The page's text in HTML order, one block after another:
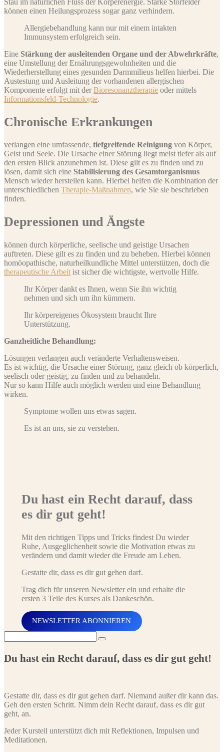
Stau im natürlichen Fluss der Körperenergie. Starke Störfelder
können einen Heilungsprozess sogar ganz verhindern.
Allergiebehandlung kann nur mit einem intakten
Immunsystem erfolgreich sein.
Eine Stärkung der ausleitenden Organe und der Abwehrkräfte,
eine Umstellung der Ernährungsgewohnheiten und die
Wiederherstellung eines gesunden Darmmilieus helfen hierbei. Die
Austestung und Ausleitung der vorhandenen allergischen
Komponente erfolgt mit derBioresonanztherapie oder mittels
Informationsfeld-Technologie.
Chronische Erkrankungen
verlangen eine umfassende, tiefgreifende Reinigung von Körper,
Geist und Seele. Die Ursache einer Störung liegt meist tiefer als auf
den ersten Blick anzunehmen ist. Diese gilt es zu finden und zu
lösen, damit sich eine Stabilisierung des Gesamtorganismus
Mensch wieder herstellen kann. Hierbei helfen die Kombination der
unterschiedlichen Therapie-Maßnahmen, wie Sie sie beschrieben
finden.
Depressionen und Ängste
können durch körperliche, seelische und geistige Ursachen
auftreten. Diese gilt es zu finden und zu beheben. Hierbei können
homöopathische, naturheilkundliche Mittel unterstützen, doch die
therapeutische Arbeit ist sicher die wichtigste, wertvolle Hilfe.
Ihr Körper dankt es Ihnen, wenn Sie ihn wichtig
nehmen und sich um ihn kümmern.
Ihr körpereigenes Ökosystem braucht Ihre
Unterstützung.
Ganzheitliche Behandlung:
Lösungen verlangen auch veränderte Verhaltensweisen.
Es ist wichtig, die Ursache einer Störung, ganz gleich ob körperlich,
seelisch oder geistig, zu finden und zu behandeln.
Nur so kann Hilfe auch möglich werden und eine Behandlung
wirken.
Symptome wollen uns etwas sagen.
Es ist an uns, sie zu verstehen.
Du hast ein Recht darauf, dass
es dir gut geht!
Mit den richtigen Tipps und Tricks findest Du wieder
Ruhe, Ausgeglichenheit sowie die Motivation etwas zu
verändern und damit wieder die Freude am Leben.
Gestatte dir, dass es dir gut gehen darf.
Trag dich für unseren Newsletter ein und erhalte die
ersten 3 Teile des Kurses als Dankeschön.
NEWSLETTER ABONNIEREN
for:
Du hast ein Recht darauf, dass es dir gut geht!
Gestatte dir, dass es dir gut gehen darf. Niemand außer dir kann das.
Geh den ersten Schritt. Nimm dein Recht darauf, dass es dir gut
geht, an.
Jeder Kursteil unterstützt dich mit Reflektionen, Impulsen und
Meditationen.